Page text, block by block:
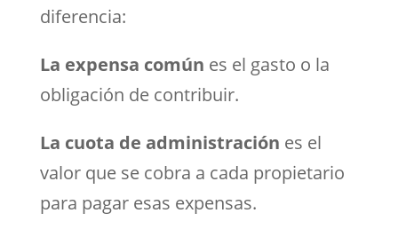
diferencia:
La expensa común es el gasto o la
obligación de contribuir.
La cuota de administración es el
valor que se cobra a cada propietario
para pagar esas expensas.